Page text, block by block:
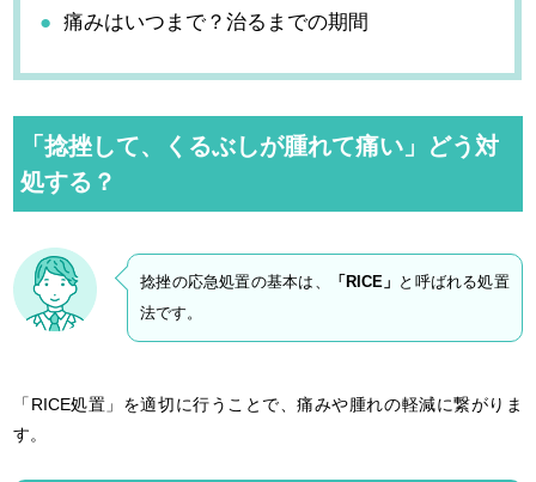
痛みはいつまで？治るまでの期間
「捻挫して、くるぶしが腫れて痛い」どう対
処する？
捻挫の応急処置の基本は、 「RICE」 と呼ばれる処置
法です。
「RICE処置」を適切に行うことで、痛みや腫れの軽減に繋がりま
す。